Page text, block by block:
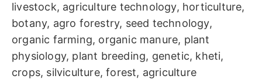
livestock, agriculture technology, horticulture,
botany, agro forestry, seed technology,
organic farming, organic manure, plant
physiology, plant breeding, genetic, kheti,
crops, silviculture, forest, agriculture